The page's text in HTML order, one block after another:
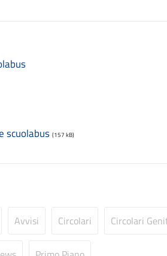
scuolabus (157 kB)
Avvisi Circolari Circolari